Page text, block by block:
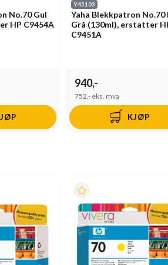
No.70 Gul
HP C9454A
Y45103
Yaha Blekkpatron No.70
Grå (130ml), erstatter
C9451A
940,-
752,- eks. mva
KJØP